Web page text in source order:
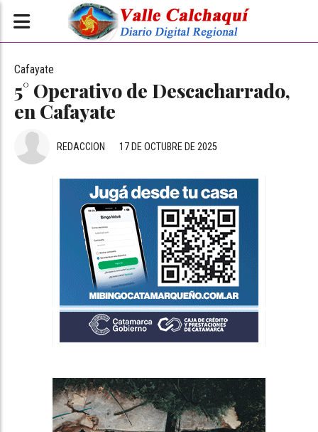
5° Operativo de Descacharrado,
en Cafayate
Cafayate
17 DE OCTUBRE DE 2025
REDACCION